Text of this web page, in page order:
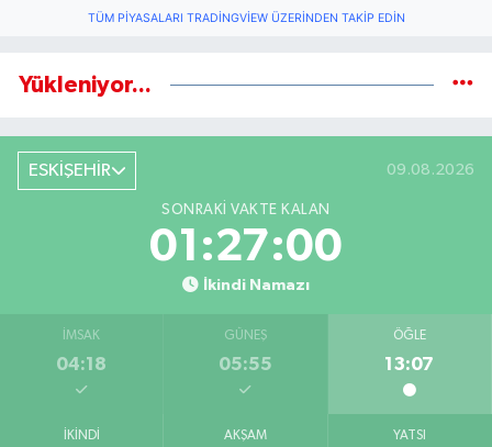
TÜM PIYASALARI TRADINGVIEW ÜZERINDEN TAKIP EDIN
Yükleniyor...
ESKİŞEHİR 09.08.2026
SONRAKI VAKTE KALAN
01:27:00
İkindi Namazı
İMSAK
04:18
GÜNEŞ
05:55
ÖĞLE
13:07
İKINDI AKŞAM YATSI